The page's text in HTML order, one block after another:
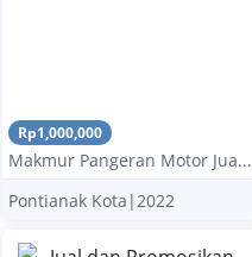
Rp1,000,000
Makmur Pangeran Motor Jua...
Pontianak Kota|2022